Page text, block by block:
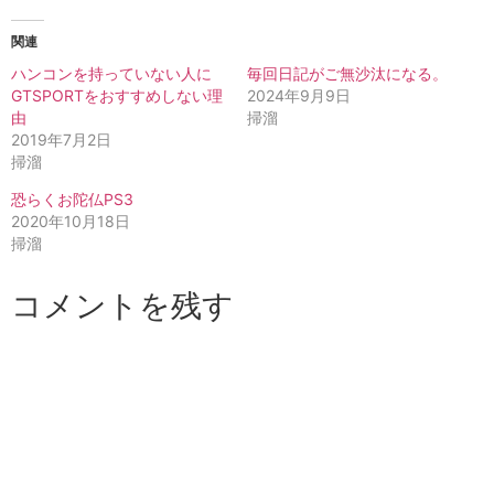
関連
ハンコンを持っていない人に
GTSPORTをおすすめしない理
由
2019年7月2日
掃溜
毎回日記がご無沙汰になる。
2024年9月9日
掃溜
恐らくお陀仏PS3
2020年10月18日
掃溜
コメントを残す